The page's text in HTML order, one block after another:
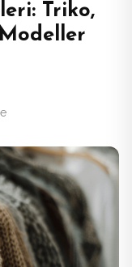
Triko,